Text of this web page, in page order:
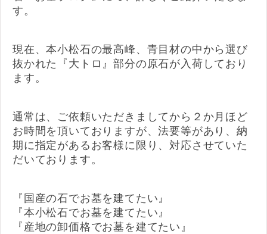
す。
現在、本小松石の最高峰、青目材の中から選び
抜かれた『大トロ』部分の原石が入荷しており
ます。
通常は、ご依頼いただきましてから２か月ほど
お時間を頂いておりますが、法要等があり、納
期に指定があるお客様に限り、対応させていた
だいております。
『国産の石でお墓を建てたい』
『本小松石でお墓を建てたい』
『産地の卸価格でお墓を建てたい』